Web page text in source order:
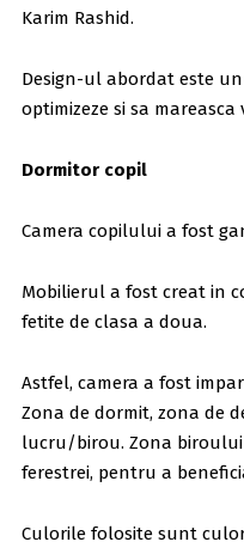
Karim Rashid.
Design-ul abordat este
optimizeze si sa mareasca
Dormitor copil
Camera copilului a fost
Mobilierul a fost creat in
fetite de clasa a doua.
Astfel, camera a fost
Zona de dormit, zona de
lucru/birou. Zona
ferestrei, pentru a
Culorile folosite sunt